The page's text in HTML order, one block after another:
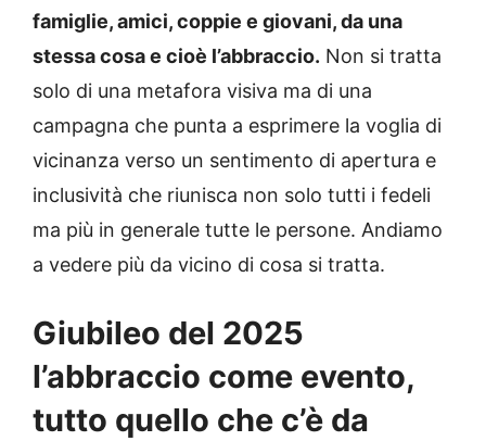
famiglie, amici, coppie e giovani, da una
stessa cosa e cioè l’abbraccio. Non si tratta
solo di una metafora visiva ma di una
campagna che punta a esprimere la voglia di
vicinanza verso un sentimento di apertura e
inclusività che riunisca non solo tutti i fedeli
ma più in generale tutte le persone. Andiamo
a vedere più da vicino di cosa si tratta.
Giubileo del 2025
l’abbraccio come evento,
tutto quello che c’è da